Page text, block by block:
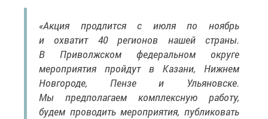
«Акция продлится с июля по ноябрь
и охватит 40 регионов нашей страны.
В Приволжском федеральном округе
мероприятия пройдут в Казани, Нижнем
Новгороде, Пензе и Ульяновске.
Мы предполагаем комплексную работу,
будем проводить мероприятия, публиковать